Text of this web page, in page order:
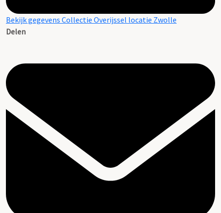
Bekijk gegevens Collectie Overijssel locatie Zwolle
Delen